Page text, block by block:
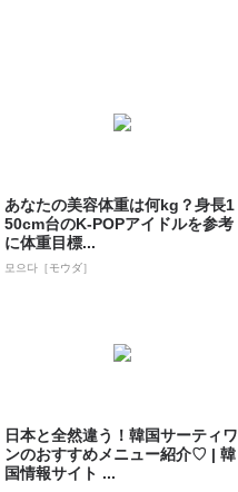
あなたの美容体重は何kg？身長1
50cm台のK-POPアイドルを参考
に体重目標...
모으다［モウダ］
日本と全然違う！韓国サーティワ
ンのおすすめメニュー紹介♡ | 韓
国情報サイト ...